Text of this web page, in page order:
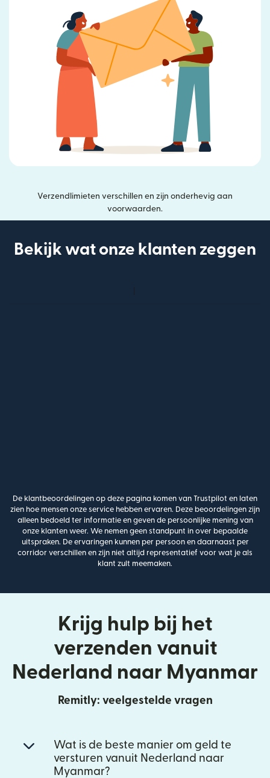
Verzendlimieten verschillen en zijn onderhevig aan
voorwaarden.
Bekijk wat onze klanten zeggen
De klantbeoordelingen op deze pagina komen van Trustpilot en laten
zien hoe mensen onze service hebben ervaren. Deze beoordelingen zijn
alleen bedoeld ter informatie en geven de persoonlijke mening van
onze klanten weer. We nemen geen standpunt in over bepaalde
uitspraken. De ervaringen kunnen per persoon en daarnaast per
corridor verschillen en zijn niet altijd representatief voor wat je als
klant zult meemaken.
Krijg hulp bij het
verzenden vanuit
Nederland naar Myanmar
Remitly: veelgestelde vragen
Wat is de beste manier om geld te
versturen vanuit Nederland naar
Myanmar?